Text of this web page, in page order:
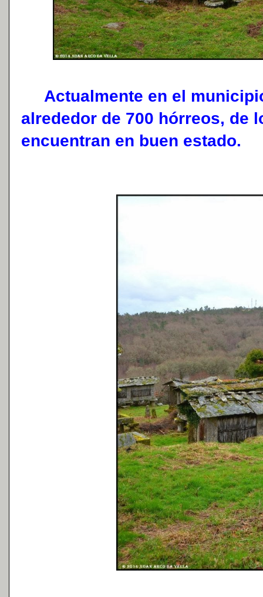
Actualmente en el
alrededor de 700 hórreos, de
encuentran en buen estado.